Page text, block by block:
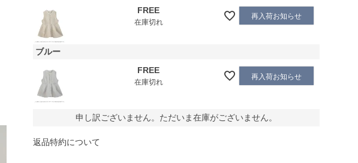
FREE
在庫切れ
再入荷お知らせ
ブルー
FREE
在庫切れ
再入荷お知らせ
申し訳ございません。ただいま在庫がございません。
返品特約について